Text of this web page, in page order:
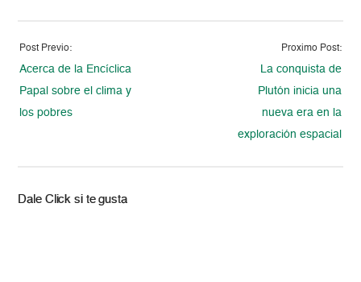
Post Previo:
Acerca de la Encíclica
Papal sobre el clima y
los pobres
Proximo Post:
La conquista de
Plutón inicia una
nueva era en la
exploración espacial
Dale Click si te gusta